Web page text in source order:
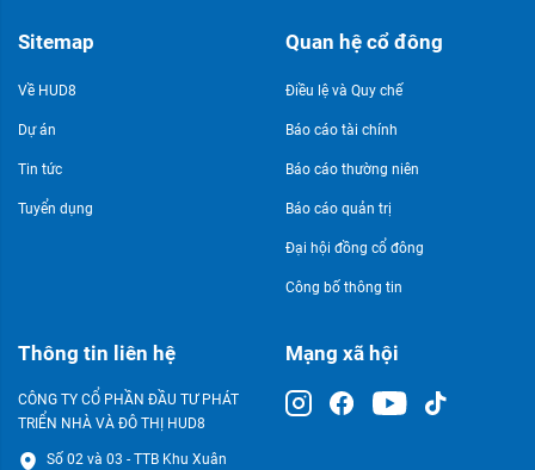
Sitemap
Về HUD8
Dự án
Tin tức
Tuyển dụng
Quan hệ cổ đông
Điều lệ và Quy chế
Báo cáo tài chính
Báo cáo thường niên
Báo cáo quản trị
Đại hội đồng cổ đông
Công bố thông tin
Thông tin liên hệ
CÔNG TY CỔ PHẦN ĐẦU TƯ PHÁT
TRIỂN NHÀ VÀ ĐÔ THỊ HUD8
Số 02 và 03 - TTB Khu Xuân
Mạng xã hội